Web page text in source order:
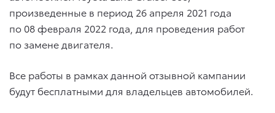
произведенные в период 26 апреля 2021 года
по 08 февраля 2022 года, для проведения работ
по замене двигателя.
Все работы в рамках данной отзывной кампании
будут бесплатными для владельцев автомобилей.